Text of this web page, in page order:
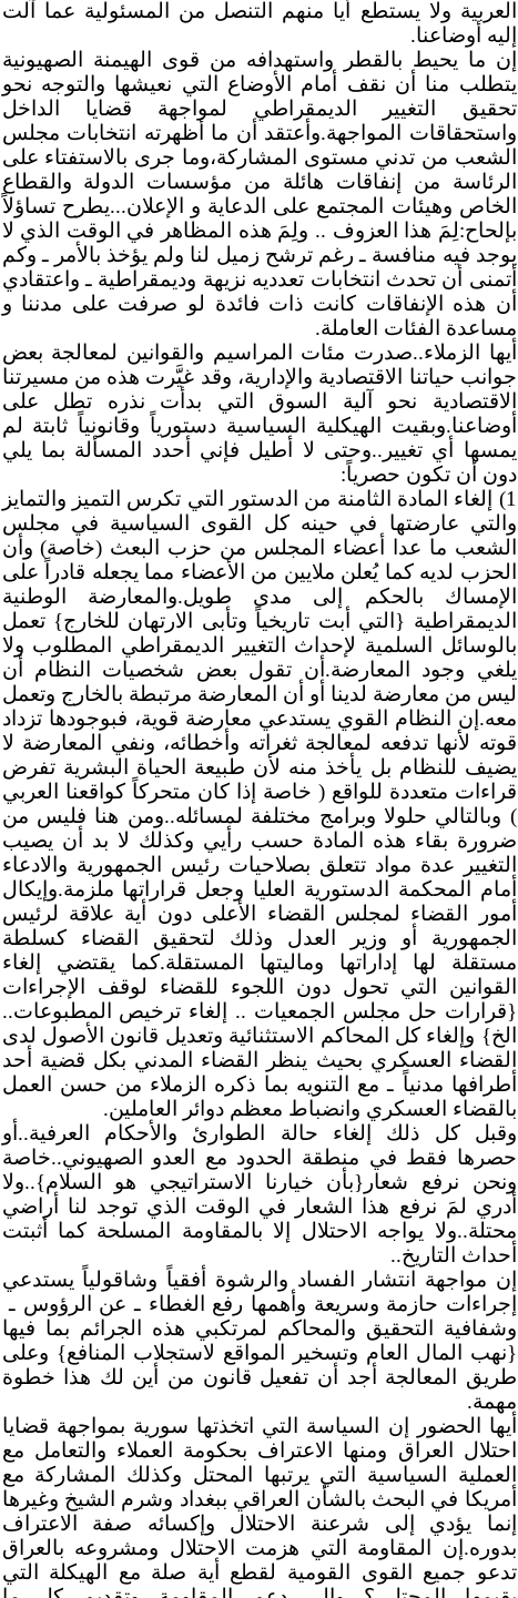
العربية ولا يستطع أيا منهم التنصل من المسئولية عما آلت
إليه أوضاعنا.
إن ما يحيط بالقطر واستهدافه من قوى الهيمنة الصهيونية
يتطلب منا أن نقف أمام الأوضاع التي نعيشها والتوجه نحو
تحقيق التغيير الديمقراطي لمواجهة قضايا الداخل
واستحقاقات المواجهة.وأعتقد أن ما أظهرته انتخابات مجلس
الشعب من تدني مستوى المشاركة،وما جرى بالاستفتاء على
الرئاسة من إنفاقات هائلة من مؤسسات الدولة والقطاع
الخاص وهيئات المجتمع على الدعاية و الإعلان...يطرح تساؤلاً
بإلحاح:لِمَ هذا العزوف .. ولِمَ هذه المظاهر في الوقت الذي لا
يوجد فيه منافسة ـ رغم ترشح زميل لنا ولم يؤخذ بالأمر ـ وكم
أتمنى أن تحدث انتخابات تعدديه نزيهة وديمقراطية ـ واعتقادي
أن هذه الإنفاقات كانت ذات فائدة لو صرفت على مدننا و
مساعدة الفئات العاملة.
أيها الزملاء..صدرت مئات المراسيم والقوانين لمعالجة بعض
جوانب حياتنا الاقتصادية والإدارية، وقد غيَّرت هذه من مسيرتنا
الاقتصادية نحو آلية السوق التي بدأت نذره تطل على
أوضاعنا.وبقيت الهيكلية السياسية دستورياً وقانونياً ثابتة لم
يمسها أي تغيير..وحتى لا أطيل فإني أحدد المسألة بما يلي
دون أن تكون حصرياً:
1) إلغاء المادة الثامنة من الدستور التي تكرس التميز والتمايز
والتي عارضتها في حينه كل القوى السياسية في مجلس
الشعب ما عدا أعضاء المجلس من حزب البعث (خاصة) وأن
الحزب لديه كما يُعلن ملايين من الأعضاء مما يجعله قادراً على
الإمساك بالحكم إلى مدى طويل.والمعارضة الوطنية
الديمقراطية {التي أبت تاريخياً وتأبى الارتهان للخارج} تعمل
بالوسائل السلمية لإحداث التغيير الديمقراطي المطلوب ولا
يلغي وجود المعارضة.أن تقول بعض شخصيات النظام أن
ليس من معارضة لدينا أو أن المعارضة مرتبطة بالخارج وتعمل
معه.إن النظام القوي يستدعي معارضة قوية، فبوجودها تزداد
قوته لأنها تدفعه لمعالجة ثغراته وأخطائه، ونفي المعارضة لا
يضيف للنظام بل يأخذ منه لأن طبيعة الحياة البشرية تفرض
قراءات متعددة للواقع ( خاصة إذا كان متحركاً كواقعنا العربي
) وبالتالي حلولا وبرامج مختلفة لمسائله..ومن هنا فليس من
ضرورة بقاء هذه المادة حسب رأيي وكذلك لا بد أن يصيب
التغيير عدة مواد تتعلق بصلاحيات رئيس الجمهورية والادعاء
أمام المحكمة الدستورية العليا وجعل قراراتها ملزمة.وإيكال
أمور القضاء لمجلس القضاء الأعلى دون أية علاقة لرئيس
الجمهورية أو وزير العدل وذلك لتحقيق القضاء كسلطة
مستقلة لها إداراتها وماليتها المستقلة.كما يقتضي إلغاء
القوانين التي تحول دون اللجوء للقضاء لوقف الإجراءات
{قرارات حل مجلس الجمعيات .. إلغاء ترخيص المطبوعات..
الخ} وإلغاء كل المحاكم الاستثنائية وتعديل قانون الأصول لدى
القضاء العسكري بحيث ينظر القضاء المدني بكل قضية أحد
أطرافها مدنياً ـ مع التنويه بما ذكره الزملاء من حسن العمل
بالقضاء العسكري وانضباط معظم دوائر العاملين.
وقبل كل ذلك إلغاء حالة الطوارئ والأحكام العرفية..أو
حصرها فقط في منطقة الحدود مع العدو الصهيوني..خاصة
ونحن نرفع شعار{بأن خيارنا الاستراتيجي هو السلام}..ولا
أدري لمَ نرفع هذا الشعار في الوقت الذي توجد لنا أراضي
محتلة..ولا يواجه الاحتلال إلا بالمقاومة المسلحة كما أثبتت
أحداث التاريخ..
إن مواجهة انتشار الفساد والرشوة أفقياً وشاقولياً يستدعي
إجراءات حازمة وسريعة وأهمها رفع الغطاء ـ عن الرؤوس ـ
وشفافية التحقيق والمحاكم لمرتكبي هذه الجرائم بما فيها
{نهب المال العام وتسخير المواقع لاستجلاب المنافع} وعلى
طريق المعالجة أجد أن تفعيل قانون من أين لك هذا خطوة
مهمة.
أيها الحضور إن السياسة التي اتخذتها سورية بمواجهة قضايا
احتلال العراق ومنها الاعتراف بحكومة العملاء والتعامل مع
العملية السياسية التي يرتبها المحتل وكذلك المشاركة مع
أمريكا في البحث بالشأن العراقي ببغداد وشرم الشيخ وغيرها
إنما يؤدي إلى شرعنة الاحتلال وإكسائه صفة الاعتراف
بدوره.إن المقاومة التي هزمت الاحتلال ومشروعه بالعراق
تدعو جميع القوى القومية لقطع أية صلة مع الهيكلة التي